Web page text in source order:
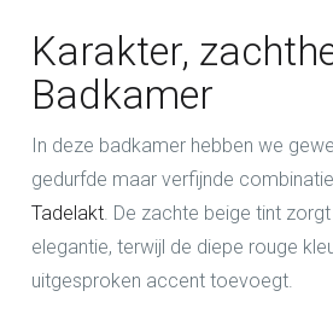
Karakter,
Badkamer
In deze badkamer hebben we
gedurfde maar verfijnde
Tadelakt. De zachte beige tint
elegantie, terwijl de diepe rouge
uitgesproken accent toevoegt.